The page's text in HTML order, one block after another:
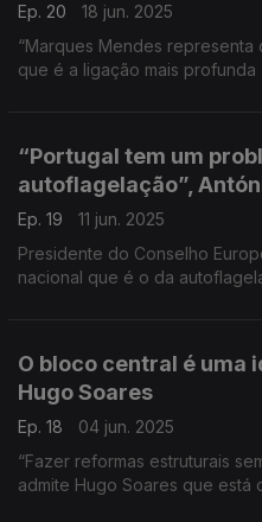
Ep. 20
18 jun. 2025
“Marques Mendes
que é a ligação mais
“Portugal tem um
autoflagelação”,
Ep. 19
11 jun. 2025
Presidente do Conselho
nacional que é o da
O bloco central é uma
Hugo Soares
Ep. 18
04 jun. 2025
“Fazer reformas estruturais
admite Hugo Soares que está